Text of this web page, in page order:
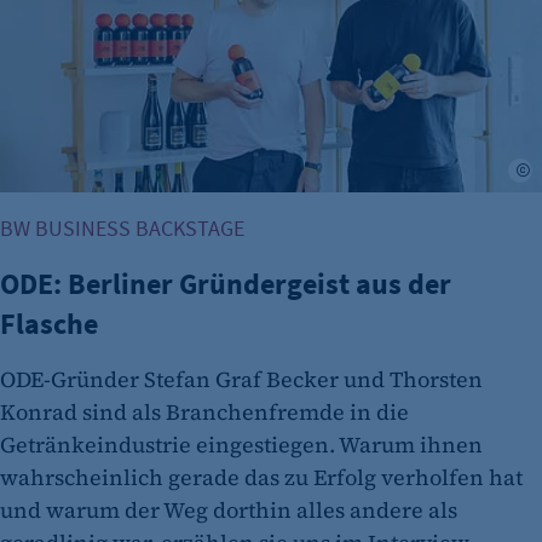
etracker Analytics
et_oi_v2
Anbieter:
etracker GmbH
Zweck:
Cookie Erkennung
Cookie Laufzeit:
2 Jahre
BW BUSINESS BACKSTAGE
ODE: Berliner Gründergeist aus der
Flasche
ODE-Gründer Stefan Graf Becker und Thorsten
Konrad sind als Branchenfremde in die
Getränkeindustrie eingestiegen. Warum ihnen
wahrscheinlich gerade das zu Erfolg verholfen hat
und warum der Weg dorthin alles andere als